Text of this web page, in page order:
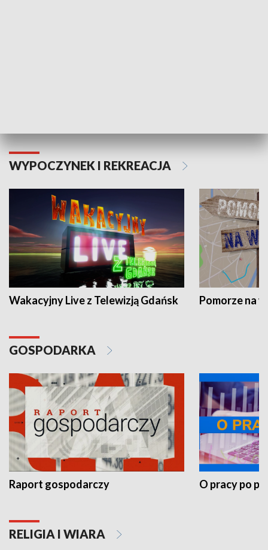
WYPOCZYNEK I REKREACJA
Wakacyjny Live z Telewizją Gdańsk Pomorze na
GOSPODARKA
Raport gospodarczy O pracy po
RELIGIA I WIARA